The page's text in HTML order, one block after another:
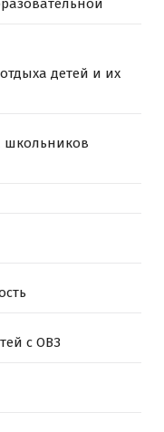
детей и их
школьников
с ОВЗ